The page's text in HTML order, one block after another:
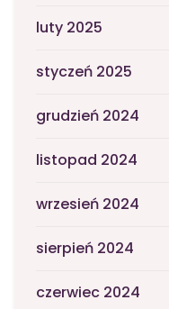
luty 2025
styczeń 2025
grudzień 2024
listopad 2024
wrzesień 2024
sierpień 2024
czerwiec 2024